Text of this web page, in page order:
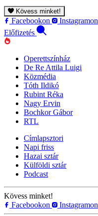
Kövess minket!
Facebookon Instagramon
Előfizetés
Operettszínház
De Re Attila Luigi
Közmédia
Tóth Ildikó
Rubint Réka
Nagy Ervin
Bochkor Gábor
RTL
Címlapsztori
Napi friss
Hazai sztár
Külföldi sztár
Podcast
Kövess minket!
Facebookon
Instagramon